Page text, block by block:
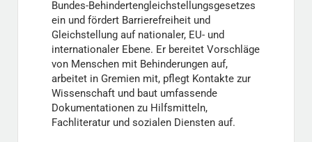
Bundes-Behindertengleichstellungsgesetzes
ein und fördert Barrierefreiheit und
Gleichstellung auf nationaler, EU- und
internationaler Ebene. Er bereitet Vorschläge
von Menschen mit Behinderungen auf,
arbeitet in Gremien mit, pflegt Kontakte zur
Wissenschaft und baut umfassende
Dokumentationen zu Hilfsmitteln,
Fachliteratur und sozialen Diensten auf.